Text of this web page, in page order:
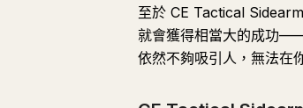
至於 CE Tactical
就會獲得相當大的成功
依然不夠吸引人，無法在